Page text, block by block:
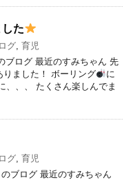
た
グ 育児
ブログ 最近のすみちゃん 先
りました！ ボーリング
に
、、、 たくさん楽しんでま
グ 育児
ブログ 最近のすみちゃん